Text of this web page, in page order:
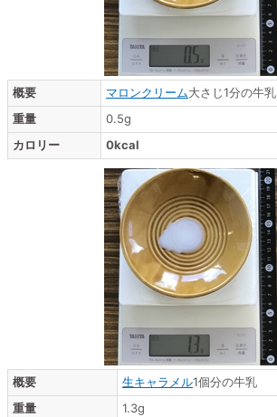
概要 マロンクリーム大さじ1分の牛乳
重量
0.5g
カロリー
0kcal
概要 生キャラメル1個分の牛乳
重量
1.3g